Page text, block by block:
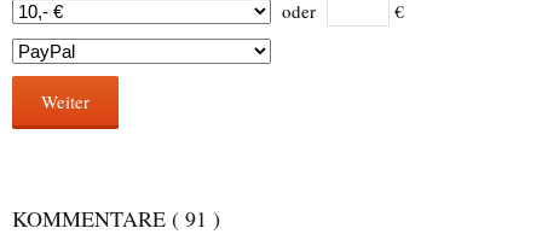
oder €
Weiter
KOMMENTARE ( 91 )